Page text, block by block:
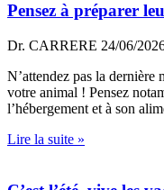
Pensez à préparer
Dr. CARRERE 24/06/
N’attendez pas la dernière
votre animal ! Pensez
l’hébergement et à son
Lire la suite »